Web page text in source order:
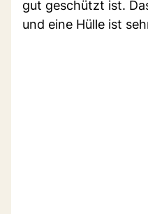
gut geschützt ist.
und eine Hülle ist